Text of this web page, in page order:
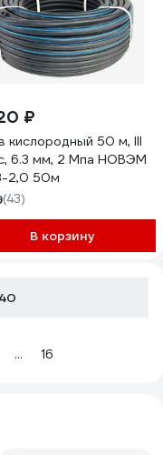
₽
кислородный 50 м, III
6.3 мм, 2 Мпа НОВЭМ
2,0 50м
(43)
В корзину
... 16